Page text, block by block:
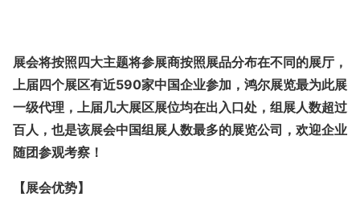
展会将按照四大主题将参展商按照展品分布在不同的展厅，
上届四个展区有近590家中国企业参加，鸿尔展览最为此展
一级代理，上届几大展区展位均在出入口处，组展人数超过
百人，也是该展会中国组展人数最多的展览公司，欢迎企业
随团参观考察！
【展会优势】